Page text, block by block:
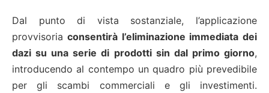
Dal punto di vista sostanziale, l’applicazione
provvisoria consentirà l’eliminazione immediata dei
dazi su una serie di prodotti sin dal primo giorno,
introducendo al contempo un quadro più prevedibile
per gli scambi commerciali e gli investimenti.